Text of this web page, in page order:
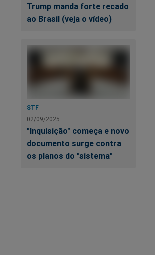
Trump manda forte recado
ao Brasil (veja o vídeo)
STF
02/09/2025
"Inquisição" começa e novo
documento surge contra
os planos do "sistema"